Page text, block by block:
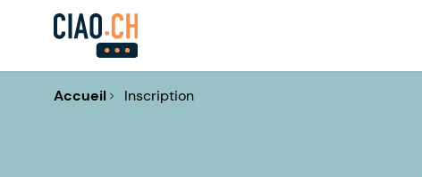
Accueil Inscription